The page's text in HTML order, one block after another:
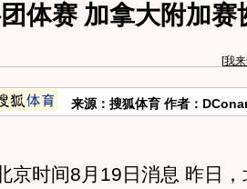
体赛 加拿大附加赛
[我
来源：搜狐体育 作者：
时间8月19日消息 昨日，